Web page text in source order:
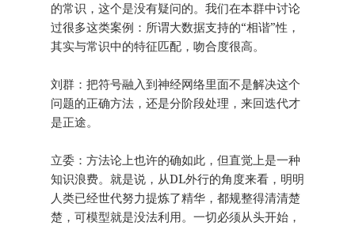
的常识，这个是没有疑问的。我们在本群中讨论
过很多这类案例：所谓大数据支持的“相谐”性，
其实与常识中的特征匹配，吻合度很高。
刘群：把符号融入到神经网络里面不是解决这个
问题的正确方法，还是分阶段处理，来回迭代才
是正途。
立委：方法论上也许的确如此，但直觉上是一种
知识浪费。就是说，从DL外行的角度来看，明明
人类已经世代努力提炼了精华，都规整得清清楚
楚，可模型就是没法利用。一切必须从头开始，